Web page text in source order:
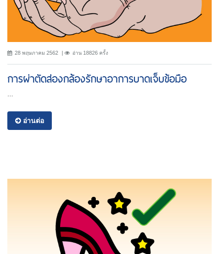
28 พฤษภาคม 2562 อ่าน 18826 ครั้ง
การผ่าตัดส่องกล้องรักษาอาการบาดเจ็บข้อมือ
อ่านต่อ